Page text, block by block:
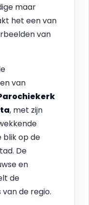
maar
het een van
van
van
, met zijn
blik op de
De
en
de
de regio.